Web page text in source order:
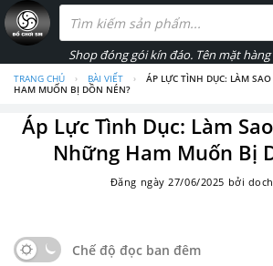
Skip
to
Tìm
kiếm
phẩm
TRANG CHỦ › BÀI VIẾT ›
ÁP LỰC TÌNH DỤC: LÀM
HAM MUỐN BỊ DỒN NÉN?
Áp Lực Tình Dục: Làm
Những Ham Muốn Bị
Đăng ngày27/06/2025 bởi
Chế độ đọc ban đêm